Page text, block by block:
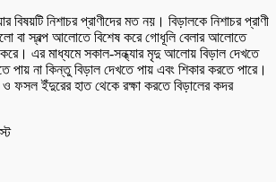
বিষয়টি নিশাচর প্রাণীদের মত নয়। বিড়ালকে নিশাচর প্রাণী
স্বল্প আলোতে বিশেষ করে গোধূলি বেলার আলোতে
করে। এর মাধ্যমে সকাল-সন্ধ্যার মৃদু আলোয় বিড়াল দেখতে
পায় না কিন্তু বিড়াল দেখতে পায় এবং শিকার করতে পারে।
ও ফসল ইঁদুরের হাত থেকে রক্ষা করতে বিড়ালের কদর